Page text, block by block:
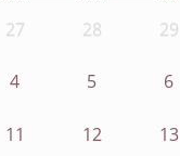
27 28 29
4 5 6
11 12 13